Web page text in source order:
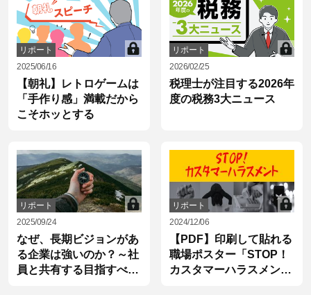
リポート
2025/06/16
【朝礼】レトロゲームは
「手作り感」満載だから
こそホッとする
リポート
2026/02/25
税理士が注目する2026年
度の税務3大ニュース
リポート
2025/09/24
なぜ、長期ビジョンがあ
る企業は強いのか？～社
員と共有する目指すべき
リポート
2024/12/06
【PDF】印刷して貼れる
職場ポスター「STOP！
カスタマーハラスメン